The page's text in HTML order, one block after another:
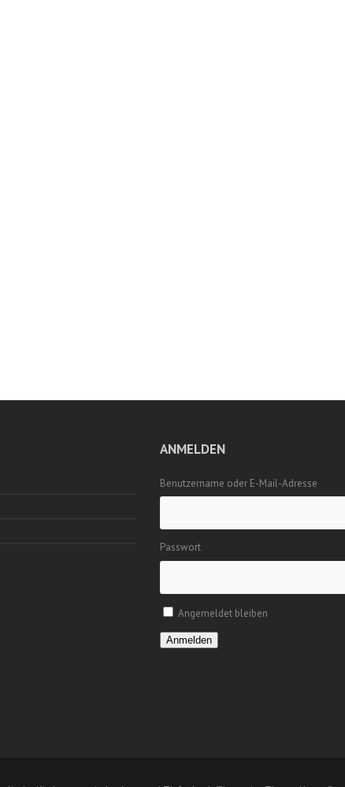
ANMELDEN
Benutzername oder E-Mail-Adresse
Passwort
Angemeldet bleiben
Anmelden